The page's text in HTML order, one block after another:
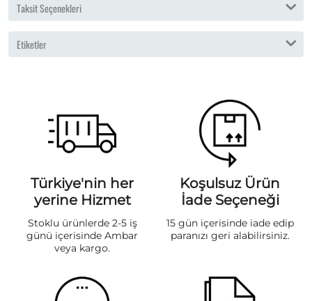
Taksit Seçenekleri
Etiketler
Türkiye'nin her
yerine Hizmet
Stoklu ürünlerde 2-5 iş
günü içerisinde Ambar
veya kargo.
Koşulsuz Ürün
İade Seçeneği
15 gün içerisinde iade edip
paranızı geri alabilirsiniz.